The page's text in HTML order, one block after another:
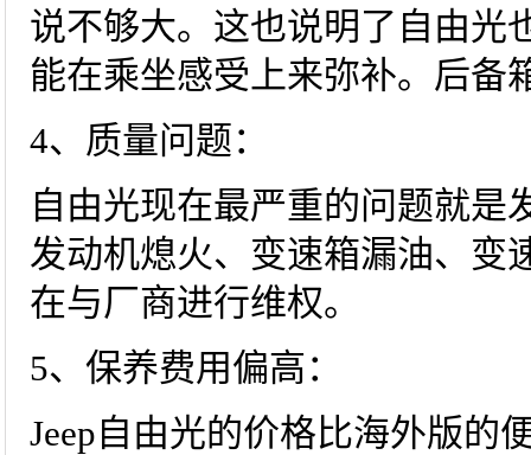
说不够大。这也说明了自由光
能在乘坐感受上来弥补。后备
4、质量问题：
自由光现在最严重的问题就是
发动机熄火、变速箱漏油、变
在与厂商进行维权。
5、保养费用偏高：
Jeep自由光的价格比海外版的